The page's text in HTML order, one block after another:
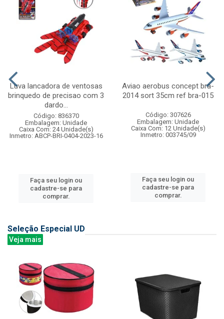
Luva lancadora de ventosas
brinquedo de precisao com 3
dardo...
Código: 836370
Embalagem: Unidade
Caixa Com: 24 Unidade(s)
Inmetro: ABCP-BRI-0404-2023-16
Faça seu login ou
cadastre-se para
comprar.
Aviao aerobus concept bra-
2014 sort 35cm ref bra-015
Código: 307626
Embalagem: Unidade
Caixa Com: 12 Unidade(s)
Inmetro: 003745/09
Faça seu login ou
cadastre-se para
comprar.
Seleção Especial UD
Veja mais